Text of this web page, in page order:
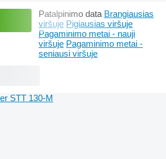
Patalpinimo data Brangiausias
viršuje Pigiausias viršuje
Pagaminimo metai - nauji
viršuje Pagaminimo metai -
seniausi viršuje